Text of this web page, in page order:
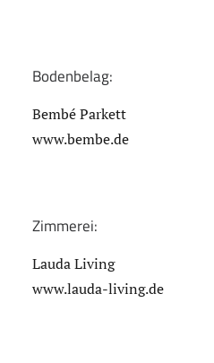
Bodenbelag:
Bembé Parkett
www.bembe.de
Zimmerei:
Lauda Living
www.lauda-living.de